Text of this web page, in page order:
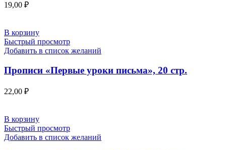
19,00 ₽
В корзину
Быстрый просмотр
Добавить в список желаний
Прописи «Первые уроки письма», 20 стр.
22,00 ₽
В корзину
Быстрый просмотр
Добавить в список желаний